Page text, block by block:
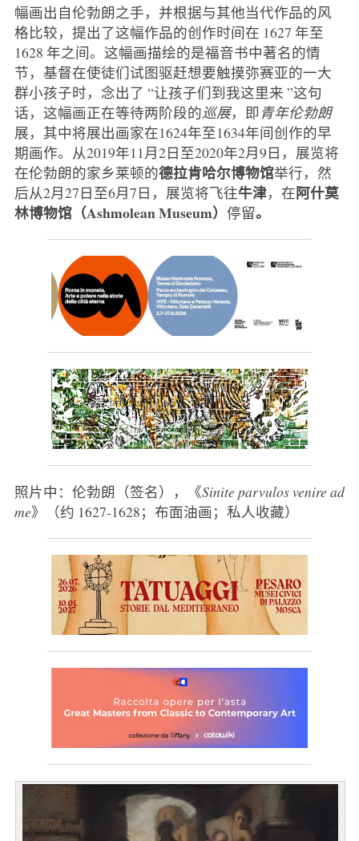
幅画出自伦勃朗之手，并根据与其他当代作品的风
格比较，提出了这幅作品的创作时间在 1627 年至
1628 年之间。这幅画描绘的是福音书中著名的情
节，基督在使徒们试图驱赶想要触摸弥赛亚的一大
群小孩子时，念出了 “让孩子们到我这里来 ”这句
话，这幅画正在等待两阶段的巡展，即 青年伦勃朗
展，其中将展出画家在1624年至1634年间创作的早
期画作。从2019年11月2日至2020年2月9日，展览将
在伦勃朗的家乡莱顿的德拉肯哈尔博物馆举行，然
后从2月27日至6月7日，展览将飞往牛津，在阿什莫
林博物馆（Ashmolean Museum） 停留。
照片中：伦勃朗（签名），《Sinite parvulos venire ad
me》（约 1627-1628；布面油画；私人收藏）